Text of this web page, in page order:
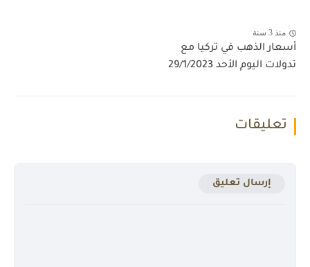
منذ 3 سنة
أسعار الذهب في تركيا مع
تدولات اليوم الأحد 29/1/2023
تعليقات
إرسال تعليق